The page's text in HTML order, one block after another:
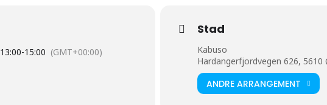
13:00-15:00 (GMT+00:00)
Stad
Kabuso
Hardangerfjordvegen 626, 5610
ANDRE ARRANGEMENT